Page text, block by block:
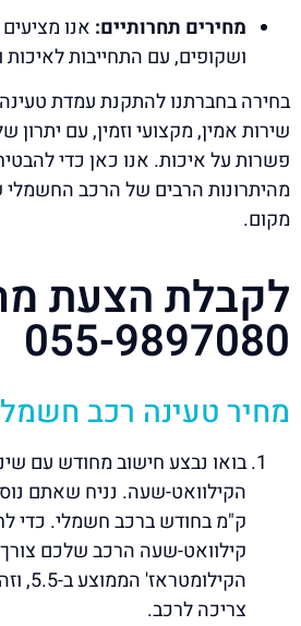
מחירים תחרותיים: אנו
ושקופים, עם התחייבות לאיכות
בחירה בחברתנו להתקנת עמדת
שירות אמין, מקצועי וזמין, עם יתרון
פשרות על איכות. אנו כאן כדי
מהיתרונות הרבים של הרכב
מקום.
לקבלת הצעת
055-9897080
מחיר טעינה רכב
בואו נבצע חישוב מחודש עם
ק"מ בחודש ברכב חשמלי. כדי
קילוואט-שעה הרכב שלכם
צריכה לרכב.